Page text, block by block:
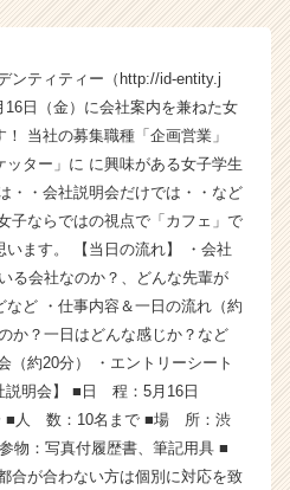
ンティティー（http://id-entity.j
日（金）に会社案内を兼ねた女
当社の募集職種「企画営業」
ッター」に に興味がある女子学生
・・会社説明会だけでは・・など
子ならではの視点で「カフェ」で
ます。 【当日の流れ】 ・会社
会社なのか？、どんな先輩が
など ・仕事内容＆一日の流れ（約
？一日はどんな感じか？など
約20分） ・エントリーシート
説明会】 ■日 程：5月16日
■人 数：10名まで ■場 所：渋
物：写真付履歴書、筆記用具 ■
が合わない方は個別に対応を致